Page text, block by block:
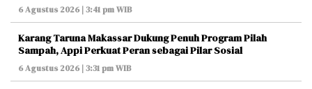
6 Agustus 2026 | 3:41 pm WIB
Karang Taruna Makassar Dukung Penuh Program Pilah
Sampah, Appi Perkuat Peran sebagai Pilar Sosial
6 Agustus 2026 | 3:31 pm WIB